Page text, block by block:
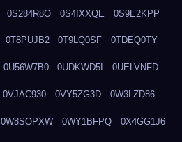
0S284R8O 0S4IXXQE 0S9E2KPP
0T8PUJB2 0T9LQ0SF 0TDEQ0TY
0U56W7B0 0UDKWD5I 0UELVNFD
0VJAC930 0VY5ZG3D 0W3LZD86
0W8SOPXW 0WY1BFPQ 0X4GG1J6